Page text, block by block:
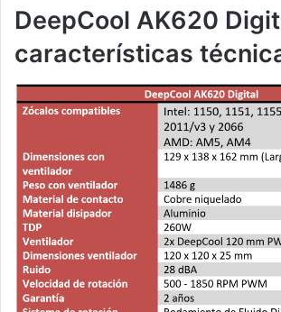
DeepCool AK620
características